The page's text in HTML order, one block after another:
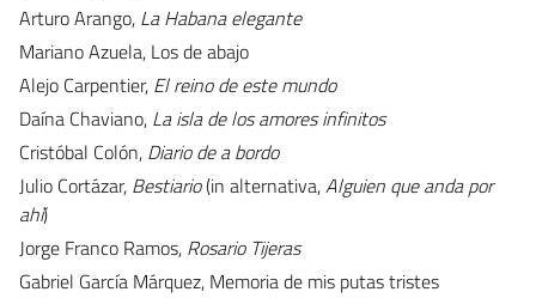
Arturo Arango, La Habana elegante
Mariano Azuela, Los de abajo
Alejo Carpentier, El reino de este mundo
Daína Chaviano, La isla de los amores infinitos
Cristóbal Colón, Diario de a bordo
Julio Cortázar, Bestiario(in alternativa,Alguien que anda por
ahí)
Jorge Franco Ramos, Rosario Tijeras
Gabriel García Márquez, Memoria de mis putas tristes